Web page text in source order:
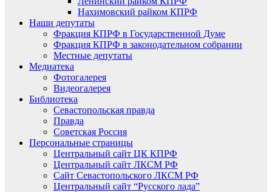
Нахимовский райком КПРФ
Наши депутаты
Фракция КПРФ в Государственной Думе
Фракция КПРФ в законодательном собрании
Местные депутаты
Медиатека
Фотогалерея
Видеогалерея
Библиотека
Севастопольская правда
Правда
Советская Россия
Персональные страницы
Центральный сайт ЦК КПРФ
Центральный сайт ЛКСМ РФ
Сайт Севастопольского ЛКСМ РФ
Центральный сайт “Русского лада”